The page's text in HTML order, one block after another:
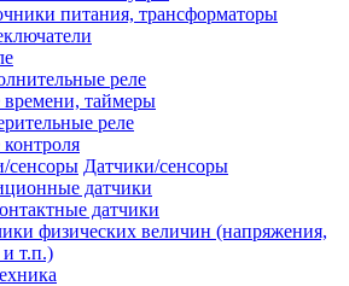
питания, трансформаторы
реле
времени, таймеры
реле
контроля
Датчики/сенсоры
датчики
датчики
физических величин (напряжения,
и т.п.)